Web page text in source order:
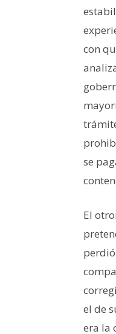
con
se
El
perdió
el de
era la